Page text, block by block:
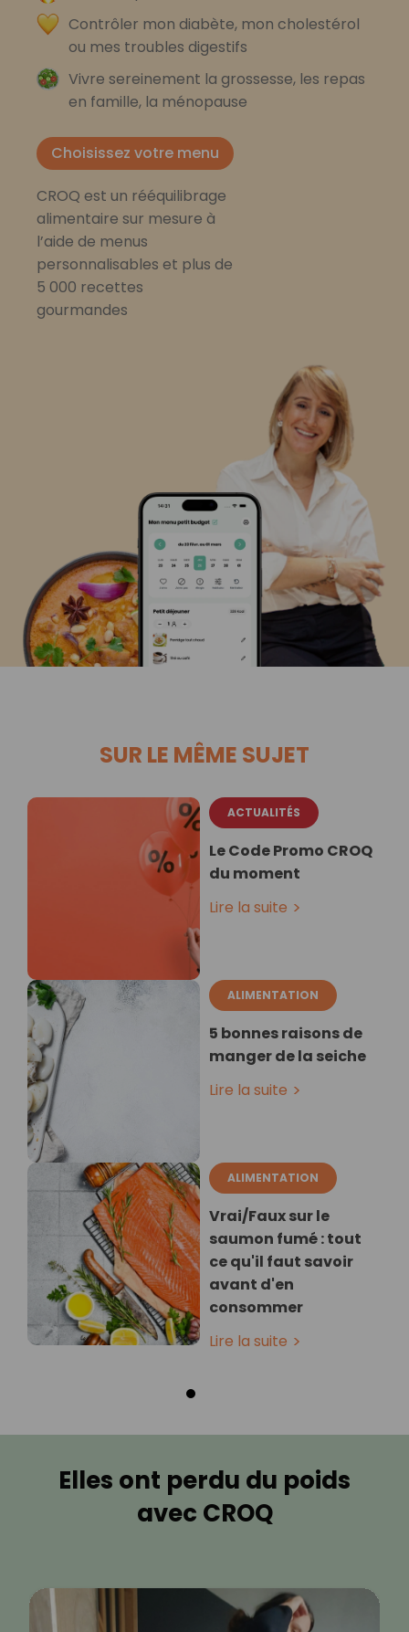
Contrôler mon diabète, mon cholestérol
ou mes troubles digestifs
Vivre sereinement la grossesse, les repas
en famille, la ménopause
Choisissez votre menu
CROQ est un rééquilibrage
alimentaire sur mesure à
l’aide de menus
personnalisables et plus de
5 000 recettes
gourmandes
SUR LE MÊME SUJET
ACTUALITÉS
Le Code Promo CROQ
du moment
Lire la suite
ALIMENTATION
5 bonnes raisons de
manger de la seiche
Lire la suite
ALIMENTATION
Vrai/Faux sur le
saumon fumé : tout
ce qu'il faut savoir
avant d'en
consommer
Lire la suite
Elles ont perdu du poids
avec CROQ